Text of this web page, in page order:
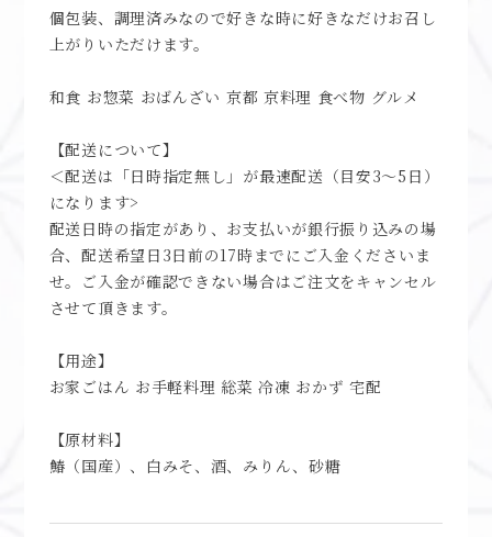
温める場合は、別の容器に移して温めてください。
個包装、調理済みなので好きな時に好きなだけお召し
【配送について】
＜配送は「日時指定無し」が最速配送（目安3～5日）
になります>
配送日時の指定があり、お支払いが銀行振り込みの場
合、配送希望日3日前の17時までにご入金くださいま
せ。ご入金が確認できない場合はご注文をキャンセル
【用途】
【原材料】